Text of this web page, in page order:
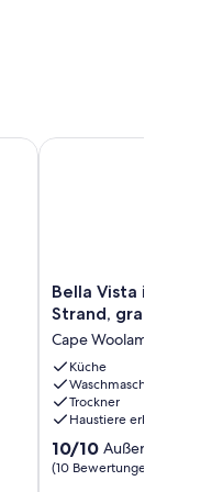
Bella
Vista
Kap,
nahe
dem
Strand,
gratis
WiFi
und
Bella Vista im Kap,
Strand, gratis WiFi
Cape Woolamai
Küche
Waschmaschine
Trockner
Haustiere erlaubt
10.0
von
10/10
(10 Bewertungen)
Bella Vista im Kap,